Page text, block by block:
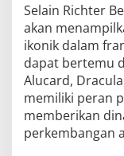
Selain Richter
akan
ikonik dalam
dapat bertemu
Alucard,
memiliki peran
memberikan
perkembangan